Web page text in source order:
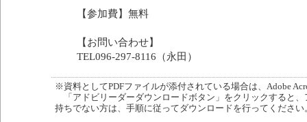
【参加費】無料
【お問い合わせ】
TEL096-297-8116（永田）
※資料としてPDFファイルが添付されている場合は、Adobe
「アドビリーダーダウンロードボタン」をクリックすると
持ちでない方は、手順に従ってダウンロードを行ってください